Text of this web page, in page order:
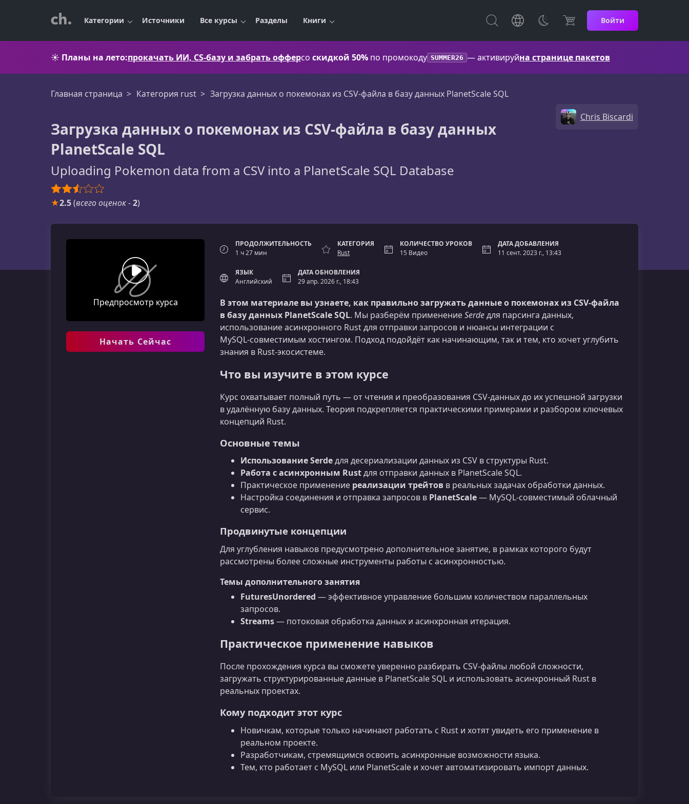
Категории Источники Все курсы Разделы Книги Войти
☀️ Планы на лето:прокачать ИИ, CS-базу и забрать офферсо скидкой 50% по промокоду SUMMER26 — активируйна странице пакетов
Главная страница Категория rust Загрузка данных о покемонах из CSV-файла в базу данных PlanetScale SQL
Загрузка данных о покемонах из CSV-файла в базу данных
PlanetScale SQL
Uploading Pokemon data from a CSV into a PlanetScale SQL Database
Chris Biscardi
★2.5(всего оценок-2)
Предпросмотр курса
Начать Сейчас
ПРОДОЛЖИТЕЛЬНОСТЬ
1 ч 27 мин
КАТЕГОРИЯ
Rust
КОЛИЧЕСТВО УРОКОВ
15 Видео
ДАТА ДОБАВЛЕНИЯ
11 сент. 2023 г., 13:43
ЯЗЫК
Английский
ДАТА ОБНОВЛЕНИЯ
29 апр. 2026 г., 18:43
В этом материале вы узнаете, как правильно загружать данные о покемонах из CSV-файла
в базу данных PlanetScale SQL. Мы разберём применениеSerdeдля парсинга данных,
использование асинхронного Rust для отправки запросов и нюансы интеграции с
MySQL‑совместимым хостингом. Подход подойдёт как начинающим, так и тем, кто хочет углубить
знания в Rust‑экосистеме.
Что вы изучите в этом курсе
Курс охватывает полный путь — от чтения и преобразования CSV‑данных до их успешной загрузки
в удалённую базу данных. Теория подкрепляется практическими примерами и разбором ключевых
концепций Rust.
Основные темы
Использование Serdeдля десериализации данных из CSV в структуры Rust.
Работа с асинхронным Rustдля отправки данных в PlanetScale SQL.
Практическое применение реализации трейтов в реальных задачах обработки данных.
Настройка соединения и отправка запросов в PlanetScale— MySQL‑совместимый облачный
сервис.
Продвинутые концепции
Для углубления навыков предусмотрено дополнительное занятие, в рамках которого будут
рассмотрены более сложные инструменты работы с асинхронностью.
Темы дополнительного занятия
FuturesUnordered — эффективное управление большим количеством параллельных
запросов.
Streams— потоковая обработка данных и асинхронная итерация.
Практическое применение навыков
После прохождения курса вы сможете уверенно разбирать CSV‑файлы любой сложности,
загружать структурированные данные в PlanetScale SQL и использовать асинхронный Rust в
реальных проектах.
Кому подходит этот курс
Новичкам, которые только начинают работать с Rust и хотят увидеть его применение в
реальном проекте.
Разработчикам, стремящимся освоить асинхронные возможности языка.
Тем, кто работает с MySQL или PlanetScale и хочет автоматизировать импорт данных.